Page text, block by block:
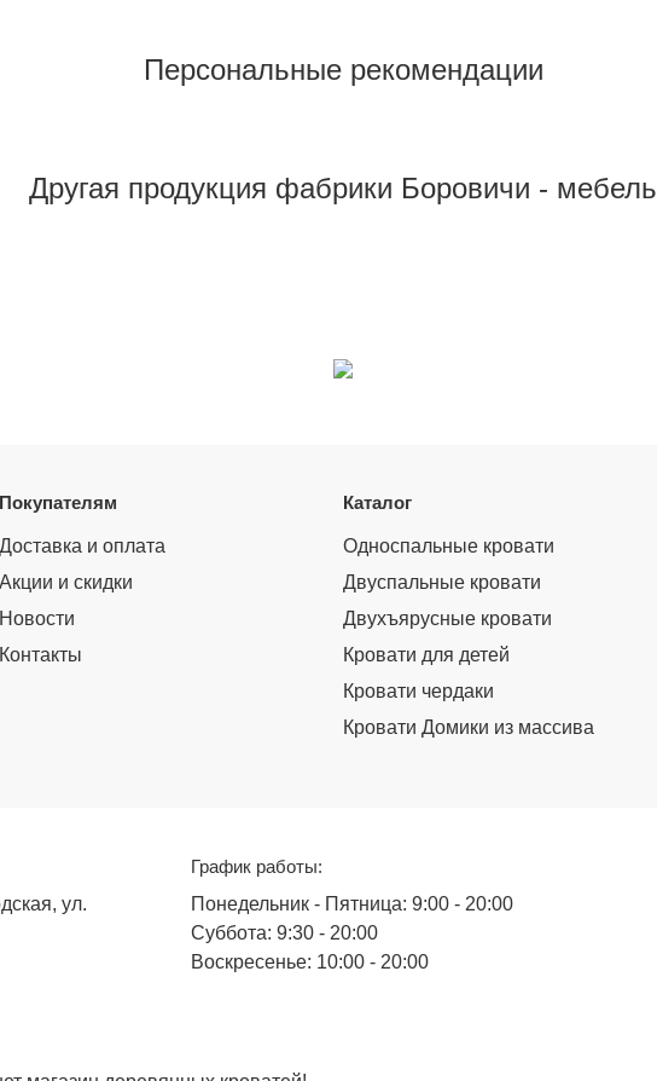
Персональные рекомендации
Другая продукция фабрики Боровичи - мебель
Покупателям
Доставка и оплата
Акции и скидки
Новости
Контакты
Каталог
Односпальные кровати
Двуспальные кровати
Двухъярусные кровати
Кровати для детей
Кровати чердаки
Кровати Домики из массива
ул.
График работы:
Понедельник - Пятница: 9:00 - 20:00
Суббота: 9:30 - 20:00
Воскресенье: 10:00 - 20:00